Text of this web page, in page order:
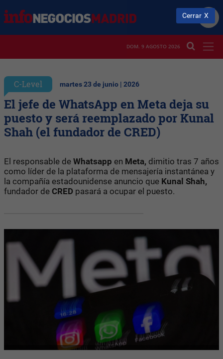
DOM. 9 AGOSTO 2026
C-Level martes 23 de junio | 2026
El jefe de WhatsApp en Meta deja su
puesto y será reemplazado por Kunal
Shah (el fundador de CRED)
El responsable de Whatsapp en Meta, dimitio tras 7 años
como líder de la plataforma de mensajería instantánea y
la compañía estadounidense anuncio que Kunal Shah,
fundador de CRED pasará a ocupar el puesto.
Cerrar